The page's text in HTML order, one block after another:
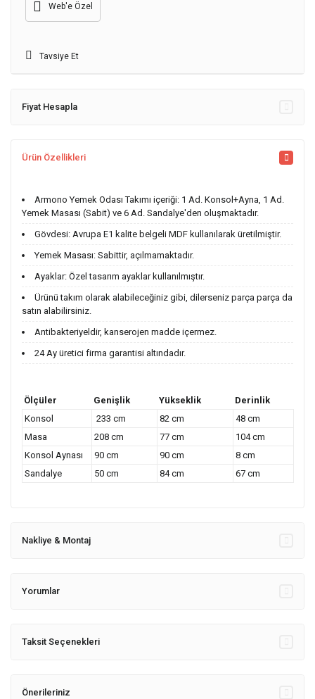
Web'e Özel
Tavsiye Et
Fiyat Hesapla
Ürün Özellikleri
Armono Yemek Odası Takımı içeriği: 1 Ad. Konsol+Ayna, 1 Ad.
Yemek Masası (Sabit) ve 6 Ad. Sandalye'den oluşmaktadır.
Gövdesi: Avrupa E1 kalite belgeli MDF kullanılarak üretilmiştir.
Yemek Masası: Sabittir, açılmamaktadır.
Ayaklar: Özel tasarım ayaklar kullanılmıştır.
Ürünü takım olarak alabileceğiniz gibi, dilerseniz parça parça da
satın alabilirsiniz.
Antibakteriyeldir, kanserojen madde içermez.
24 Ay üretici firma garantisi altındadır.
Ölçüler Genişlik Yükseklik
Derinlik
Konsol
233 cm 82 cm
48 cm
Masa
208 cm 77 cm
104 cm
Konsol Aynası
90 cm 90 cm
8 cm
Sandalye
50 cm 84 cm 67 cm
Nakliye & Montaj
Yorumlar
Taksit Seçenekleri
Önerileriniz